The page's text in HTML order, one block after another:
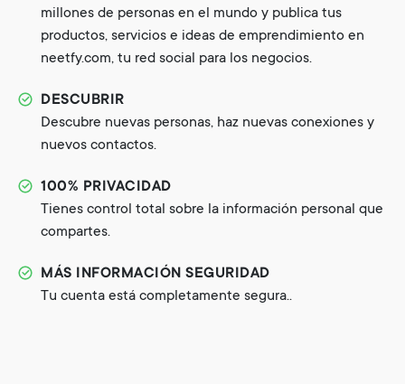
millones de personas en el mundo y publica tus
productos, servicios e ideas de emprendimiento en
neetfy.com, tu red social para los negocios.
DESCUBRIR
Descubre nuevas personas, haz nuevas conexiones y
nuevos contactos.
100% PRIVACIDAD
Tienes control total sobre la información personal que
compartes.
MÁS INFORMACIÓN SEGURIDAD
Tu cuenta está completamente segura..